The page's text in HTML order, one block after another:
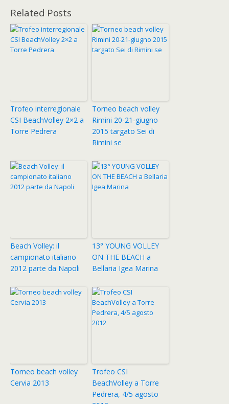
Related Posts
Trofeo interregionale
CSI BeachVolley 2×2 a
Torre Pedrera
Torneo beach volley
Rimini 20-21-giugno
2015 targato Sei di
Rimini se
Beach Volley: il
campionato italiano
2012 parte da Napoli
13° YOUNG VOLLEY
ON THE BEACH a
Bellaria Igea Marina
Torneo beach volley
Cervia 2013
Trofeo CSI
BeachVolley a Torre
Pedrera, 4/5 agosto